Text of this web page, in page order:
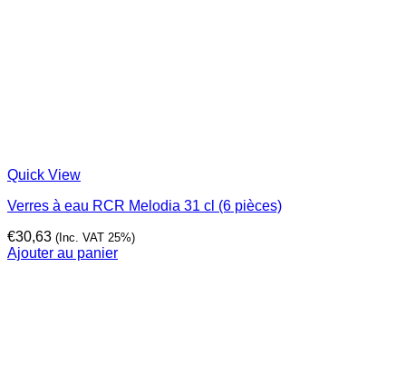
Quick View
Verres à eau RCR Melodia 31 cl (6 pièces)
€30,63 (Inc. VAT 25%)
Ajouter au panier